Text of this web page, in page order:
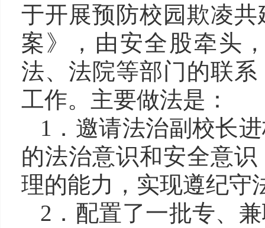
于开展预防校园欺凌
案》，由安全股牵头
法、法院等部门的联
工作。主要做法是：
1．邀请法治副校长
的法治意识和安全意
理的能力，实现遵纪守
2．配置了一批专、